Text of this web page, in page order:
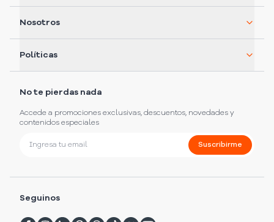
Nosotros
Políticas
No te pierdas nada
Accede a promociones exclusivas, descuentos, novedades y
contenidos especiales
Suscribirme
Seguinos